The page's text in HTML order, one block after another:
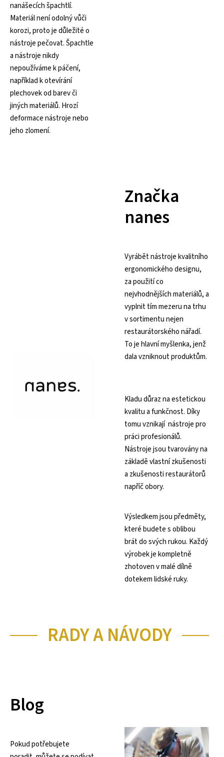
nanášecích špachtlí.
Materiál není odolný vůči
korozi, proto je důležité o
nástroje pečovat. Špachtle
a nástroje nikdy
nepoužíváme k páčení,
například k otevírání
plechovek od barev či
jiných materiálů. Hrozí
deformace nástroje nebo
jeho zlomení.
Značka
nanes
Vyrábět nástroje kvalitního
ergonomického designu,
za použití co
nejvhodnějších materiálů, a
vyplnit tím mezeru na trhu
v sortimentu nejen
restaurátorského nářadí.
To je hlavní myšlenka, jenž
dala vzniknout produktům.
Kladu důraz na estetickou
kvalitu a funkčnost. Díky
tomu vznikají nástroje pro
práci profesionálů.
Nástroje jsou tvarovány na
základě vlastní zkušenosti
a zkušenosti restaurátorů
napříč obory.
Výsledkem jsou předměty,
které budete s oblibou
brát do svých rukou. Každý
výrobek je kompletně
zhotoven v malé dílně
dotekem lidské ruky.
RADY A NÁVODY
Blog
Pokud potřebujete